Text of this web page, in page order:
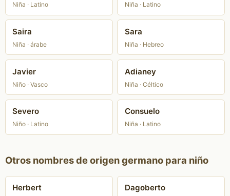
Niña · Latino Niña · Latino
Saira
Niña · árabe
Sara
Niña · Hebreo
Javier
Niño · Vasco
Adianey
Niña · Céltico
Severo
Niño · Latino
Consuelo
Niña · Latino
Otros nombres de origen germano para niño
Herbert Dagoberto